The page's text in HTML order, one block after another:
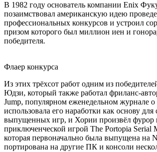
В 1982 году основатель компании Enix
позаимствовал американскую идею
профессиональных конкурсов и устроил
призом которого был миллион иен и
победителя.
Флаер конкурса
Из этих трёхсот работ одним из
Юдзи, который также работал фриланс-
Jump, популярном еженедельном журнале
использовала его наработки как основу
выпущенных игр, и Хории произвёл фурор
приключенческой игрой The Portopia Serial
которая первоначально была выпущена на
портирована на другие ПК и консоли